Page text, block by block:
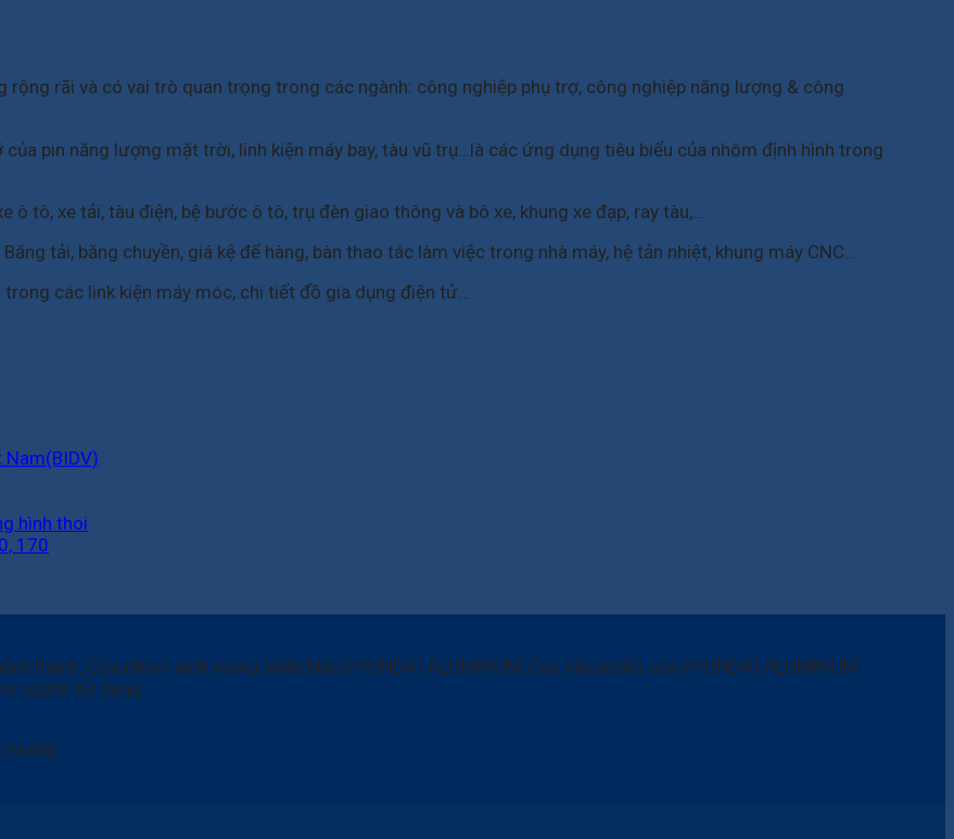
rộng rãi và có vai trò quan trọng trong các ngành: công nghiệp phụ trợ, công nghiệp năng lượng & công
pin năng lượng mặt trời, linh kiện máy bay, tàu vũ trụ…là các ứng dụng tiêu biểu của nhôm định hình trong
ô tô, xe tải, tàu điện, bệ bước ô tô, trụ đèn giao thông và bô xe, khung xe đạp, ray tàu,…
tải, băng chuyền, giá kệ để hàng, bàn thao tác làm việc trong nhà máy, hệ tản nhiệt, khung máy CNC…
các link kiện máy móc, chi tiết đồ gia dụng điện tử…
hình thoi
170
thanh, Cửa nhôm kính mang nhãn hiệu HYUNDAI ALUMINUM, Các sản phẩm của HYUNDAI ALUMINUM
người sử dung
Nội